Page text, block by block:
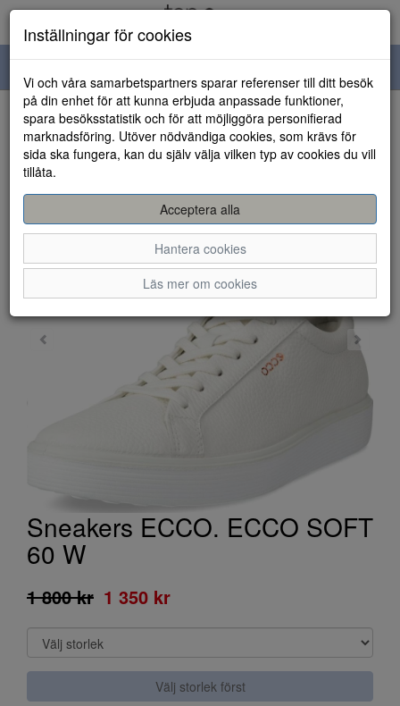
navigation
HEM
Sneakers ECCO. ECCO SOFT
60 W
1 800 kr 1 350 kr
Välj storlek först
Inställningar för cookies
Vi och våra samarbetspartners sparar referenser till ditt besök
på din enhet för att kunna erbjuda anpassade funktioner,
spara besöksstatistik och för att möjliggöra personifierad
marknadsföring. Utöver nödvändiga cookies, som krävs för
sida ska fungera, kan du själv välja vilken typ av cookies du vill
tillåta.
Acceptera alla
Hantera cookies
Läs mer om cookies